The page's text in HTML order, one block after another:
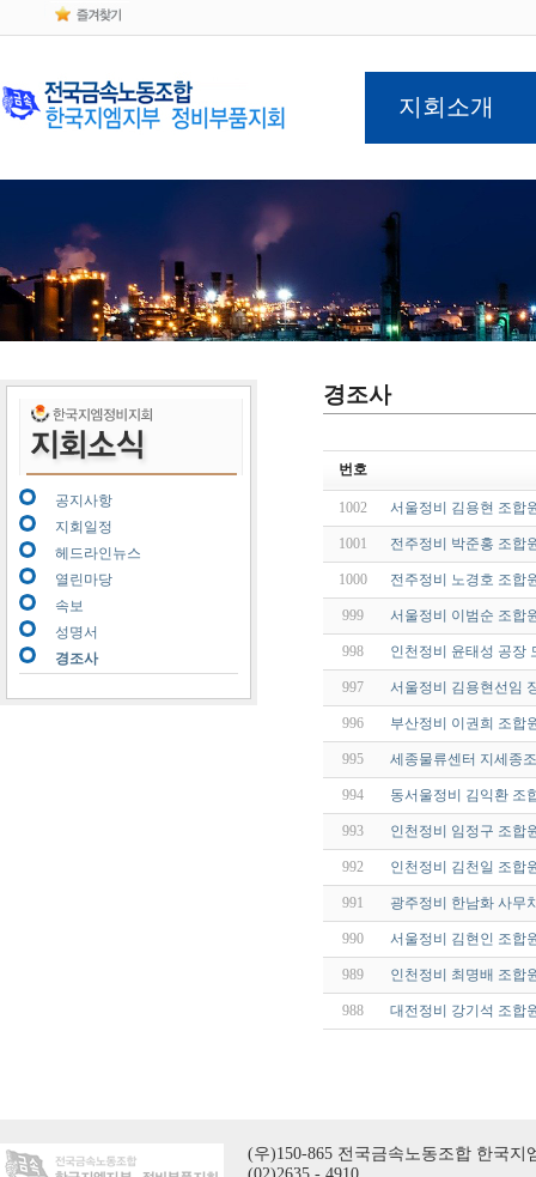
지회소개
공지사항
지회일정
헤드라인뉴스
열린마당
속보
성명서
경조사
경조사
번호
1002 서울정비 김용현 조합
1001 전주정비 박준홍 조합
1000 전주정비 노경호 조합
999 서울정비 이범순 조합
998 인천정비 윤태성 공장
997 서울정비 김용현선임
996 부산정비 이권희 조합
995 세종물류센터 지세종
994 동서울정비 김익환 조
993 인천정비 임정구 조합
992 인천정비 김천일 조합
991 광주정비 한남화 사무
990 서울정비 김현인 조합
989 인천정비 최명배 조합
988 대전정비 강기석 조합
(우)150-865 전국금속노동조합 한국